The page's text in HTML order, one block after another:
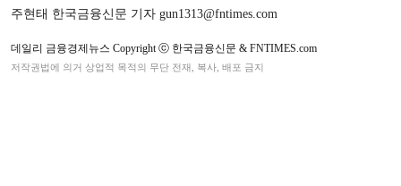
주현태 한국금융신문 기자 gun1313@fntimes.com
데일리 금융경제뉴스 Copyright ⓒ 한국금융신문 & FNTIMES.com
저작권법에 의거 상업적 목적의 무단 전재, 복사, 배포 금지